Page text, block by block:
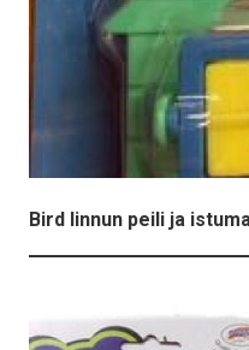
Bird linnun peili ja